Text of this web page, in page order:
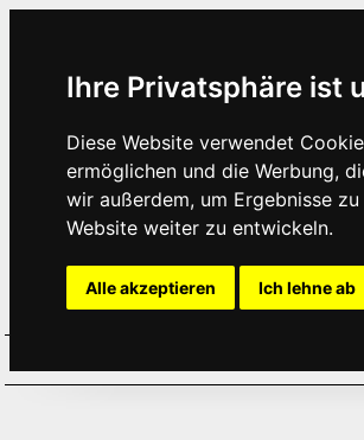
Ihre Privatsphäre ist
Diese Website verwendet
ermöglichen und die Werbung,
wir außerdem, um Ergebnisse
Website weiter zu entwickeln.
Alle akzeptieren Ich lehne ab